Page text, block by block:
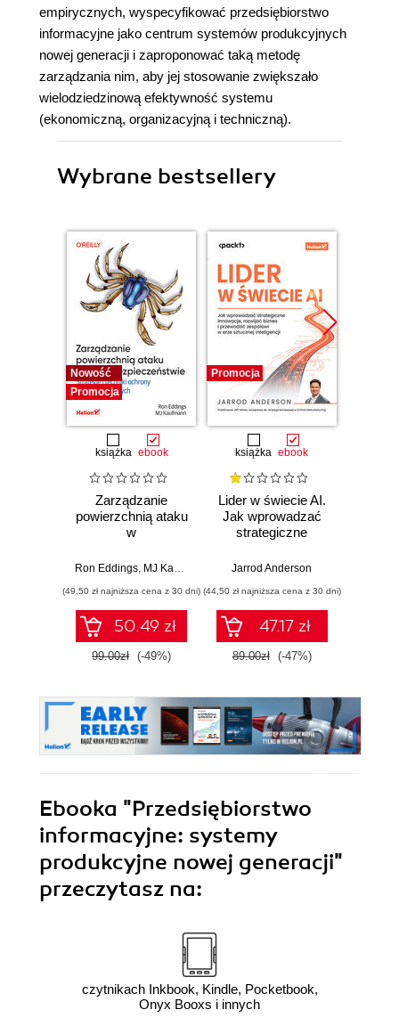
empirycznych, wyspecyfikować przedsiębiorstwo
informacyjne jako centrum systemów produkcyjnych
nowej generacji i zaproponować taką metodę
zarządzania nim, aby jej stosowanie zwiększało
wielodziedzinową efektywność systemu
(ekonomiczną, organizacyjną i techniczną).
Wybrane bestsellery
Nowość
Promocja
książka ebook
Zarządzanie
powierzchnią ataku
w
Strategie i techniki
cyfrowych
Ron Eddings MJ Kaufmann
(49,50 zł najniższa cena z 30 dni)
50.49 zł
99.00zł (-49%)
Promocja
książka ebook
Lider w świecie AI.
Jak wprowadzać
strategiczne
biznes i
zespołowi w erze
sztucznej
inteligencji
Jarrod Anderson
(44,50 zł najniższa cena z 30 dni)
47.17 zł
89.00zł (-47%)
Ebooka "Przedsiębiorstwo
informacyjne: systemy
produkcyjne nowej generacji"
przeczytasz na:
czytnikach Inkbook, Kindle, Pocketbook,
Onyx Booxs i innych